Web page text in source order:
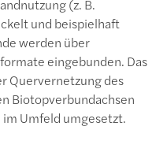
(z. B.
und beispielhaft
werden über
eingebunden. Das
Quervernetzung des
Biotopverbundachsen
Umfeld umgesetzt.